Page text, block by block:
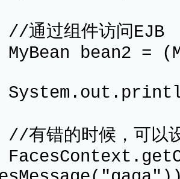
组件访问EJB
bean2 =
时候，可以设